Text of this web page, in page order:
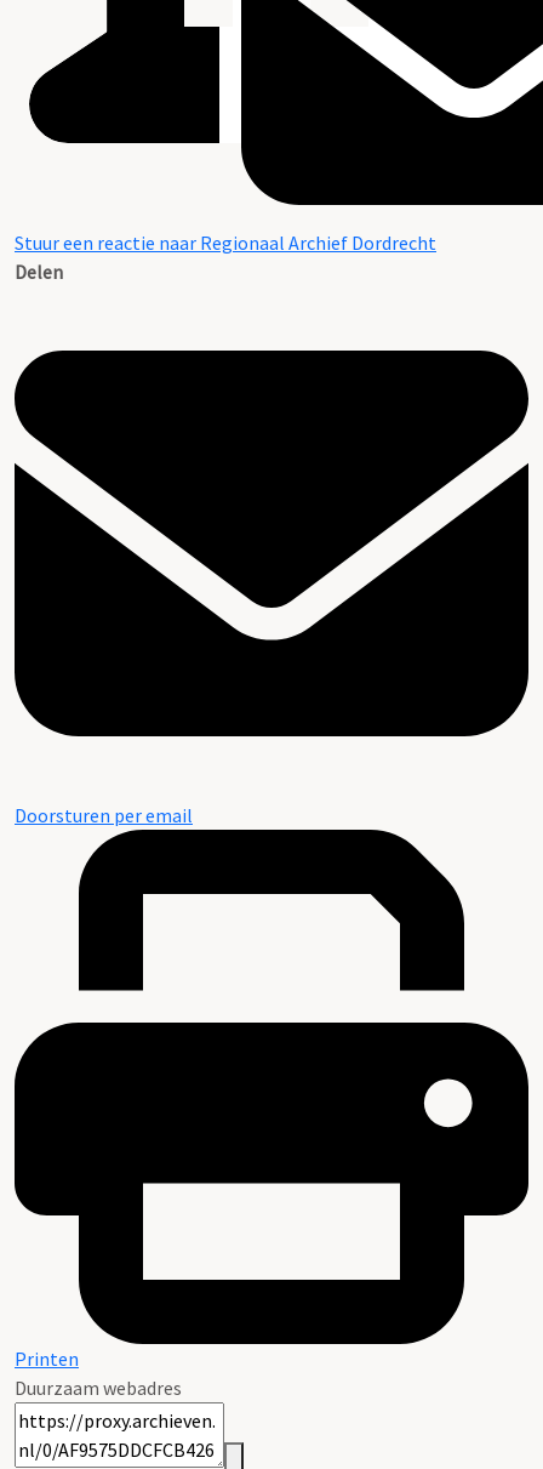
Stuur een reactie naar Regionaal Archief Dordrecht
Delen
Doorsturen per email
Printen
Duurzaam webadres